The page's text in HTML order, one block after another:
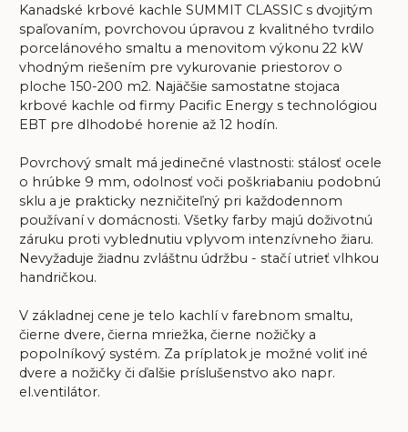
Kanadské krbové kachle SUMMIT CLASSIC s dvojitým
spaľovaním, povrchovou úpravou z kvalitného tvrdilo
porcelánového smaltu a menovitom výkonu 22 kW
vhodným riešením pre vykurovanie priestorov o
ploche 150-200 m2. Najäčšie samostatne stojaca
krbové kachle od firmy Pacific Energy s technológiou
EBT pre dlhodobé horenie až 12 hodín.
Povrchový smalt má jedinečné vlastnosti: stálosť ocele
o hrúbke 9 mm, odolnosť voči poškriabaniu podobnú
sklu a je prakticky nezničiteľný pri každodennom
používaní v domácnosti. Všetky farby majú doživotnú
záruku proti vyblednutiu vplyvom intenzívneho žiaru.
Nevyžaduje žiadnu zvláštnu údržbu - stačí utrieť vlhkou
handričkou.
V základnej cene je telo kachlí v farebnom smaltu,
čierne dvere, čierna mriežka, čierne nožičky a
popolníkový systém. Za príplatok je možné voliť iné
dvere a nožičky či ďalšie príslušenstvo ako napr.
el.ventilátor.